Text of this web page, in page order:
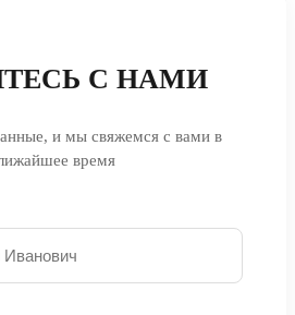
С НАМИ
и мы свяжемся с вами в
время